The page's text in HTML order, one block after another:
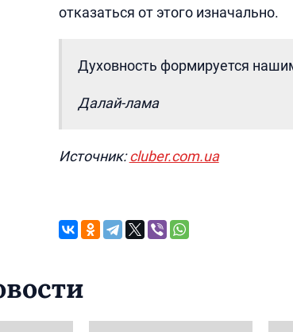
отказаться от этого изначально.
Духовность формируется
Далай-лама
Источник:cluber.com.ua